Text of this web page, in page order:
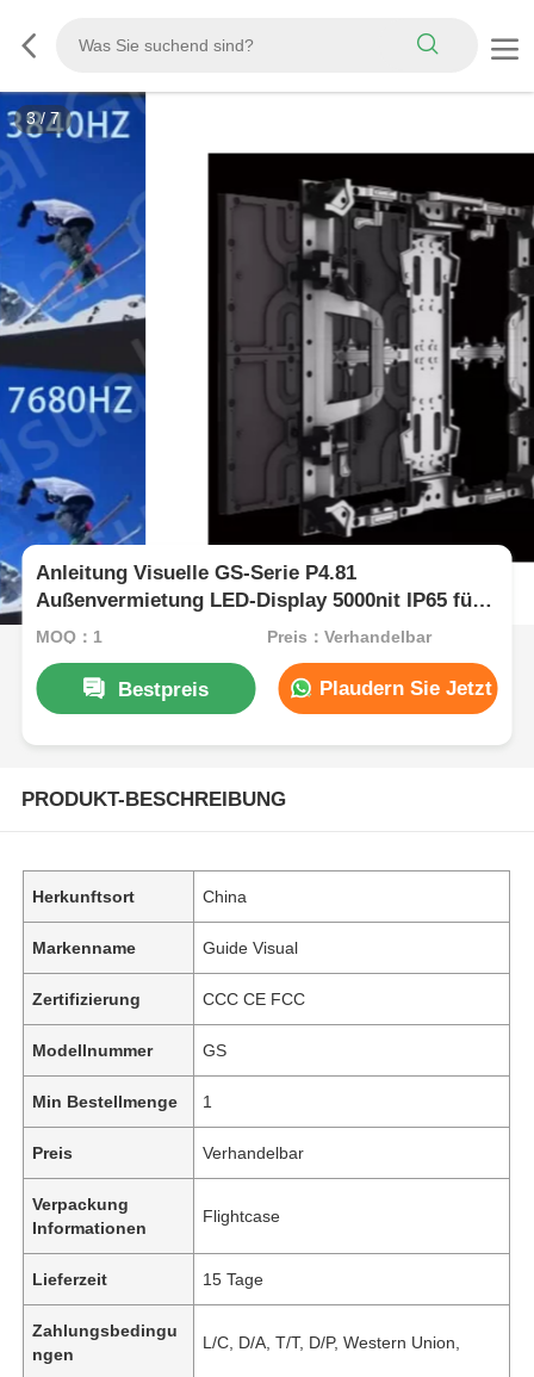
3/7
Anleitung Visuelle GS-Serie P4.81
Außenvermietung LED-Display 5000nit IP65 für
Stadion-Billboard, 7680Hz Dual Backup
MOQ：1 Preis：Verhandelbar
Bestpreis Plaudern Sie Jetzt
PRODUKT-BESCHREIBUNG
Herkunftsort China
Markenname Guide Visual
Zertifizierung CCC CE FCC
Modellnummer GS
Min Bestellmenge 1
Preis Verhandelbar
Verpackung
Informationen
Flightcase
Lieferzeit 15 Tage
Zahlungsbedingu
ngen
L/C, D/A, T/T, D/P, Western Union,